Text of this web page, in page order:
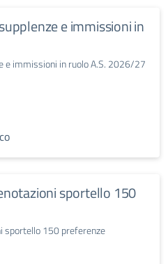
e immissioni in
e immissioni in ruolo A.S. 2026/27
sportello 150
sportello 150 preferenze